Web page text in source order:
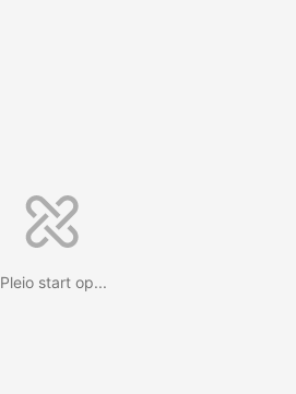
Pleio start op...